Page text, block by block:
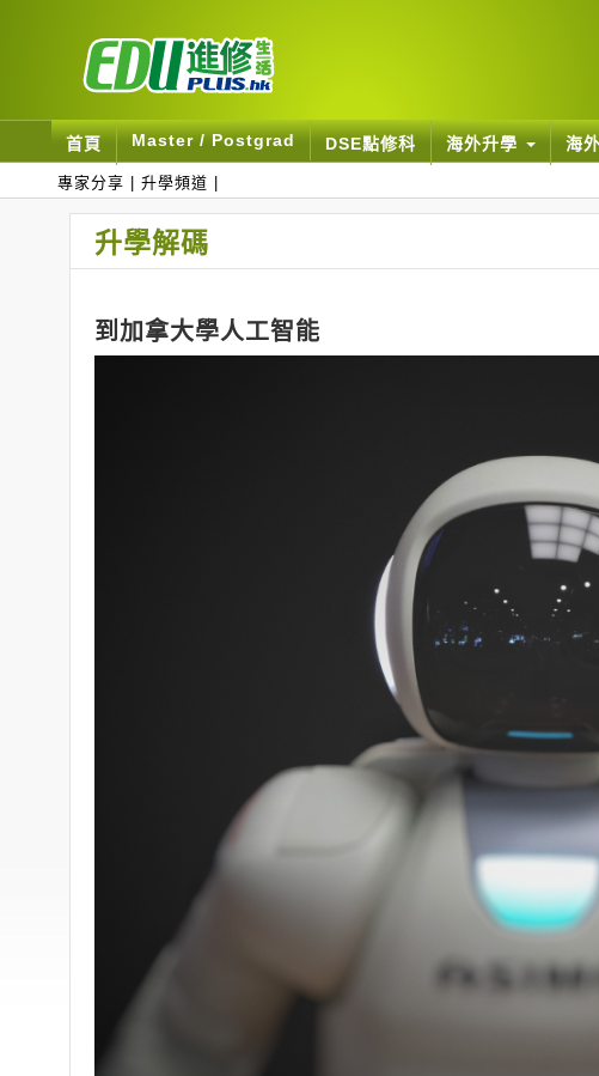
首頁 Master / Postgrad DSE點修科 海外升學 海
專家分享 升學頻道
升學解碼
到加拿大學人工智能